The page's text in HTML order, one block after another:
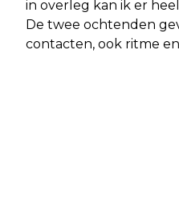
in overleg kan ik er
De twee ochtenden
contacten, ook ritme